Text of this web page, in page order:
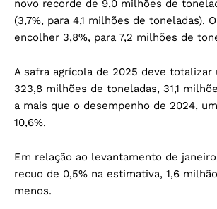
novo recorde de 9,0 milhões de
(3,7%, para 4,1 milhões de toneladas).
encolher 3,8%, para 7,2 milhões de
A safra agrícola de 2025 deve totalizar
323,8 milhões de toneladas, 31,1
a mais que o desempenho de 2024,
10,6%.
Em relação ao levantamento de
recuo de 0,5% na estimativa, 1,6
menos.